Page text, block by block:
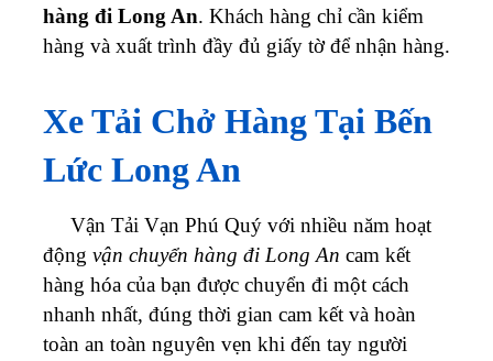
hàng đi Long An. Khách hàng chỉ cần kiểm
hàng và xuất trình đầy đủ giấy tờ để nhận hàng.
Xe Tải Chở Hàng Tại Bến
Lức Long An
Vận Tải Vạn Phú Quý với nhiều năm hoạt
động vận chuyển hàng đi Long An cam kết
hàng hóa của bạn được chuyển đi một cách
nhanh nhất, đúng thời gian cam kết và hoàn
toàn an toàn nguyên vẹn khi đến tay người